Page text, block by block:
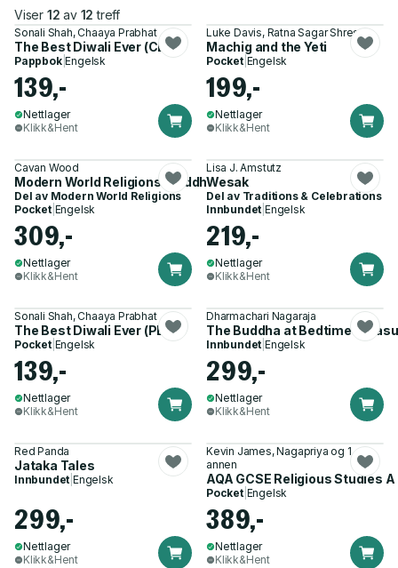
Viser 12 av 12 treff
Sonali Shah, Chaaya Prabhat
The Best Diwali Ever (CBB)
Pappbok|Engelsk
139,-
Nettlager
Klikk&Hent
Luke Davis, Ratna Sagar Shrestha
Machig and the Yeti
Pocket| Engelsk
199,-
Nettlager
Klikk&Hent
Cavan Wood
Modern World Religions: Buddhism Pupil Book Core
Del av Modern World Religions
Pocket| Engelsk
309,-
Nettlager
Klikk&Hent
Lisa J. Amstutz
Wesak
Del av Traditions & Celebrations
Innbundet |Engelsk
219,-
Nettlager
Klikk&Hent
Sonali Shah, Chaaya Prabhat
The Best Diwali Ever (PB)
Pocket| Engelsk
139,-
Nettlager
Klikk&Hent
Dharmachari Nagaraja
The Buddha at Bedtime
Innbundet |Engelsk
299,-
Nettlager
Klikk&Hent
Red Panda
Jataka Tales
Innbundet |Engelsk
299,-
Nettlager
Klikk&Hent
Kevin James, Nagapriya og 1
annen
AQA GCSE Religious Studies
Pocket| Engelsk
389,-
Nettlager
Klikk&Hent